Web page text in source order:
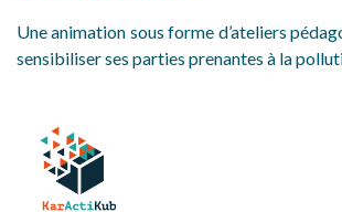
Une animation sous forme d’ateliers
sensibiliser ses parties prenantes à la